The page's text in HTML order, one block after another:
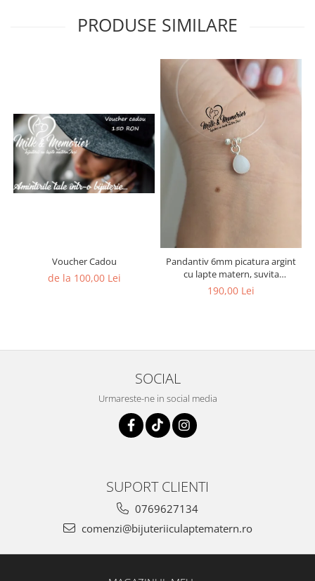
PRODUSE SIMILARE
Voucher Cadou
de la 100,00 Lei
Pandantiv 6mm picatura argint
cu lapte matern, suvita
bebelusului si bucati din
cordonul ombilical
190,00 Lei
SOCIAL
Urmareste-ne in social media
SUPORT CLIENTI
0769627134
comenzi@bijuteriiculaptematern.ro